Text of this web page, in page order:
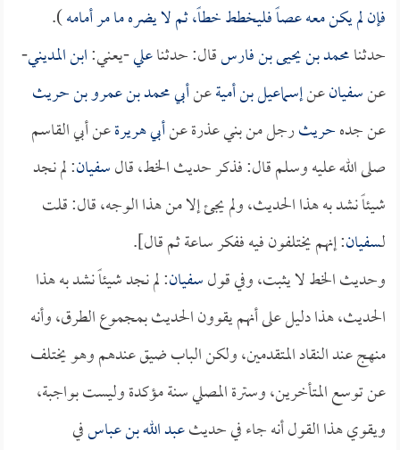
فإن لم يكن معه عصاً فليخطط خطاً، ثم لا يضره ما مر أمامه).
حدثنامحمد بن يحيى بن فارسقال: حدثناعلي-يعني:ابن المديني-
عنسفيانعنإسماعيل بن أميةعنأبي محمد بن عمرو بن حريث
عن جدهحريثرجل من بني عذرة عنأبي هريرةعن أبي القاسم
صلى الله عليه وسلم قال: فذكر حديث الخط، قالسفيان: لم نجد
شيئاً نشد به هذا الحديث، ولم يجئ إلا من هذا الوجه، قال: قلت
لـسفيان: إنهم يختلفون فيه ففكر ساعة ثم قال].
وحديث الخط لا يثبت، وفي قولسفيان: لم نجد شيئاً نشد به هذا
الحديث، هذا دليل على أنهم يقوون الحديث بمجموع الطرق، وأنه
منهج عند النقاد المتقدمين، ولكن الباب ضيق عندهم وهو يختلف
عن توسع المتأخرين، وسترة المصلي سنة مؤكدة وليست بواجبة،
ويقوي هذا القول أنه جاء في حديثعبد الله بن عباسفي